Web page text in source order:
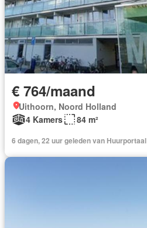
€ 764/maand
Uithoorn, Noord Holland
4 Kamers
84 m²
6 dagen, 22 uur geleden van Huurportaal